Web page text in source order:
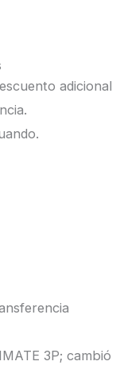
adicional
3P; cambió